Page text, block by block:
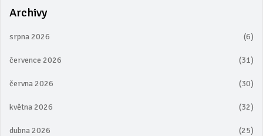
Archivy
srpna 2026 (6)
července 2026 (31)
června 2026 (30)
května 2026 (32)
dubna 2026 (25)